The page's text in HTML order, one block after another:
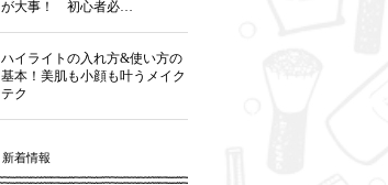
が大事！ 初心者必…
ハイライトの入れ方&使い方の
基本！美肌も小顔も叶うメイク
テク
新着情報